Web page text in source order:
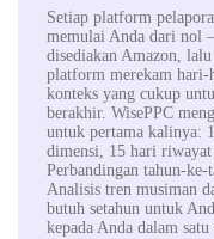
Setiap platform
memulai Anda dari nol
disediakan Amazon,
platform merekam hari-
konteks yang cukup
berakhir. WisePPC
untuk pertama kalinya:
dimensi, 15 hari
Perbandingan tahun-ke-
Analisis tren musiman
butuh setahun untuk
kepada Anda dalam satu